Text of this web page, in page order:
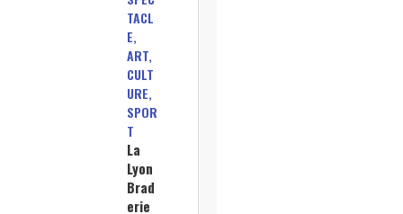
TACL
E,
ART,
CULT
URE,
SPOR
T
La
Lyon
Brad
erie